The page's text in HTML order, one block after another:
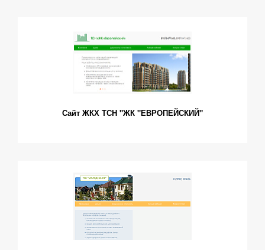
Сайт ЖКХ ТСН "ЖК "ЕВРОПЕЙСКИЙ"